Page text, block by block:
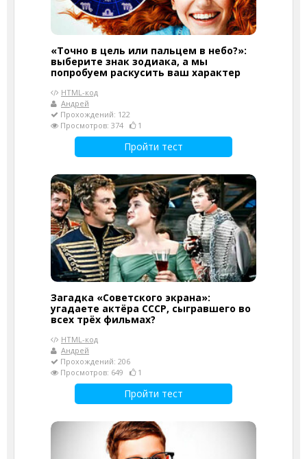
«Точно в цель или пальцем в небо?»:
выберите знак зодиака, а мы
попробуем раскусить ваш характер
HTML-код
Андрей
Прохождений: 122
Просмотров: 374
1
Пройти тест
Загадка «Советского экрана»:
угадаете актёра СССР, сыгравшего во
всех трёх фильмах?
HTML-код
Андрей
Прохождений: 206
Просмотров: 649
1
Пройти тест